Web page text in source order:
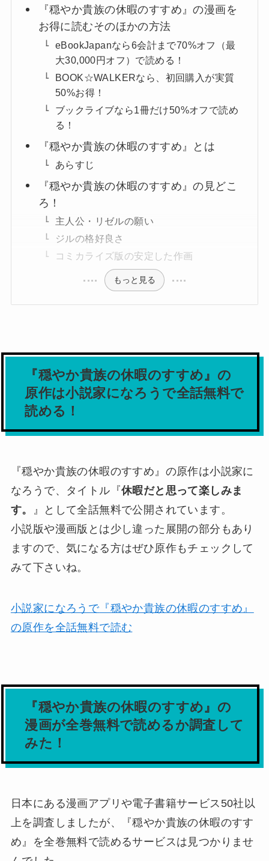
『穏やか貴族の休暇のすすめ』の漫画を
お得に読むそのほかの方法
eBookJapanなら6会計まで70%オフ（最
大30,000円オフ）で読める！
BOOK☆WALKERなら、初回購入が実質
50%お得！
ブックライブなら1冊だけ50%オフで読め
る！
『穏やか貴族の休暇のすすめ』とは
あらすじ
『穏やか貴族の休暇のすすめ』の見どこ
ろ！
主人公・リゼルの願い
ジルの格好良さ
コミカライズ版の安定した作画
もっと見る
『穏やか貴族の休暇のすすめ』の
原作は小説家になろうで全話無料で
読める！
『穏やか貴族の休暇のすすめ』の原作は小説家に
なろうで、タイトル『休暇だと思って楽しみま
す。
』として全話無料で公開されています。
小説版や漫画版とは少し違った展開の部分もあり
ますので、気になる方はぜひ原作もチェックして
みて下さいね。
小説家になろうで『穏やか貴族の休暇のすすめ』
の原作を全話無料で読む
『穏やか貴族の休暇のすすめ』の
漫画が全巻無料で読めるか調査して
みた！
日本にある漫画アプリや電子書籍サービス50社以
上を調査しましたが、
『穏やか貴族の休暇のすす
め』を全巻無料で読めるサービスは見つかりませ